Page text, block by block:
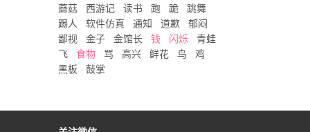
蘑菇
西游记 读书 跑 跪
跳舞
踢人
软件仿真 通知 道歉
郁闷
鄙视
金子 金馆长 钱 闪烁
青蛙
飞
食物 骂 高兴 鲜花 鸟
鸡
黑板
鼓掌